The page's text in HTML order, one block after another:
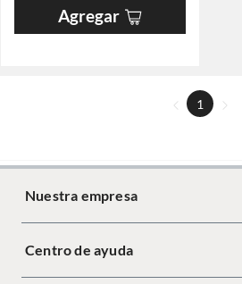
Agregar
1
Nuestra empresa
Centro de ayuda